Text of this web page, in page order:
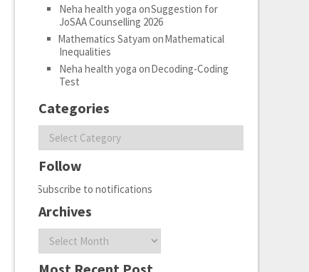
Neha health yoga onSuggestion for
JoSAA Counselling 2026
Mathematics Satyam onMathematical
Inequalities
Neha health yoga onDecoding-Coding
Test
Categories
Categories
Follow
Subscribe to notifications
Archives
Archives